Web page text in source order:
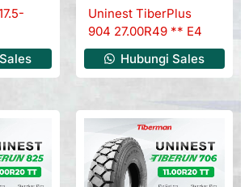
Uninest TiberPlus
904 27.00R49 ** E4
Hubungi Sales